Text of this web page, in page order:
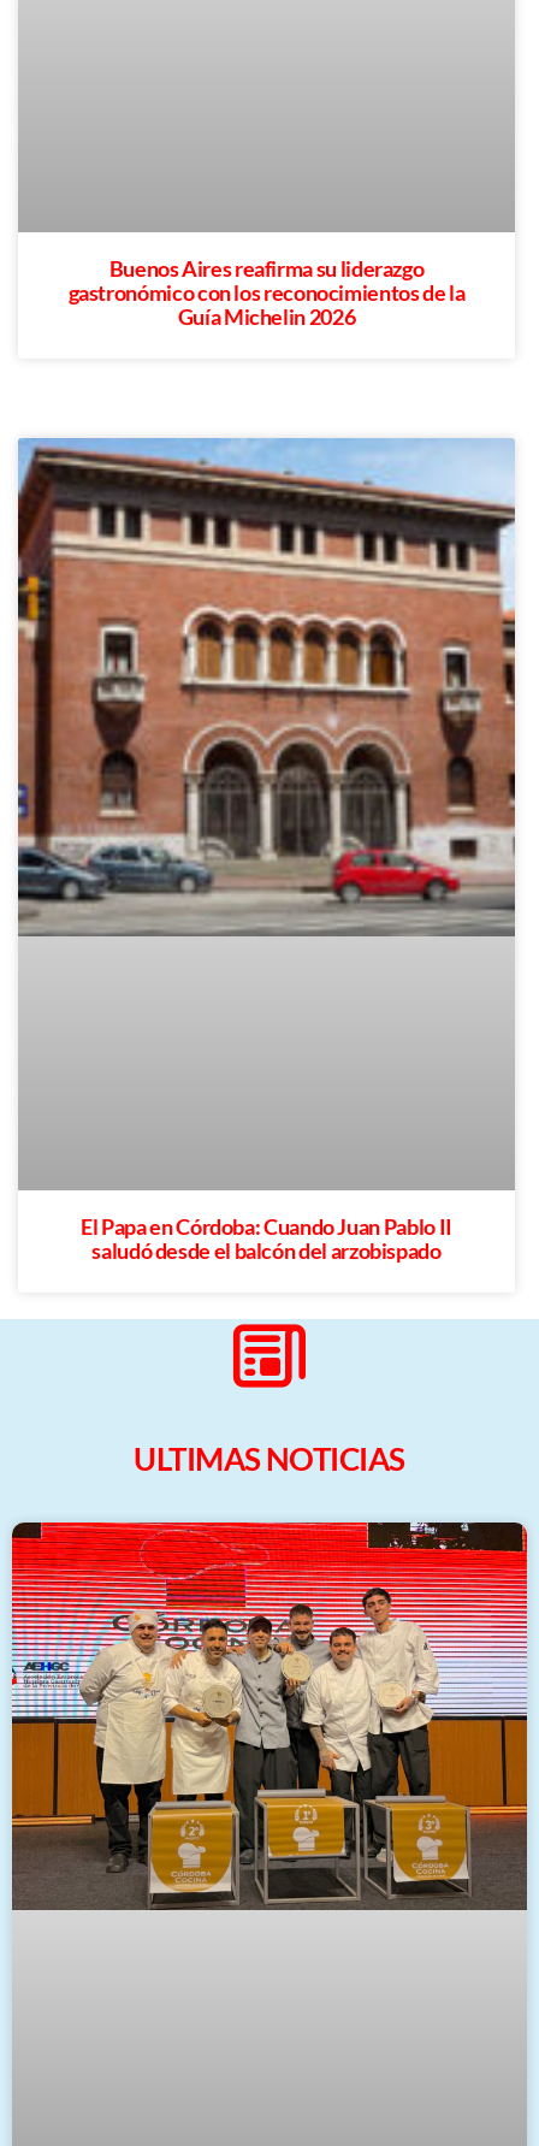
Buenos Aires reafirma su liderazgo
gastronómico con los reconocimientos de la
Guía Michelin 2026
El Papa en Córdoba: Cuando Juan Pablo II
saludó desde el balcón del arzobispado
ULTIMAS NOTICIAS